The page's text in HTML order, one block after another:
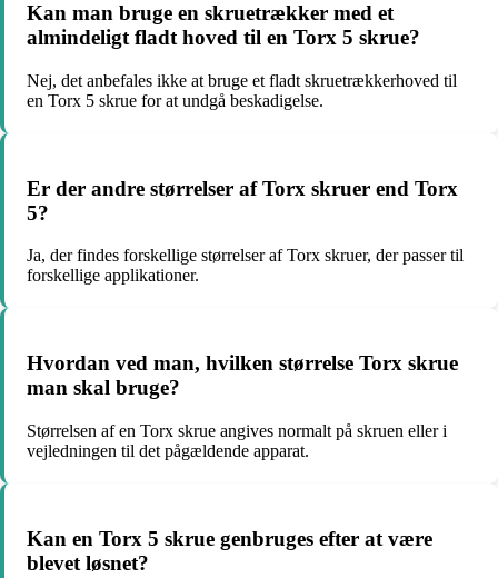
Kan man bruge en skruetrækker med et
almindeligt fladt hoved til en Torx 5 skrue?
Nej, det anbefales ikke at bruge et fladt skruetrækkerhoved til
en Torx 5 skrue for at undgå beskadigelse.
Er der andre størrelser af Torx skruer end Torx
5?
Ja, der findes forskellige størrelser af Torx skruer, der passer til
forskellige applikationer.
Hvordan ved man, hvilken størrelse Torx skrue
man skal bruge?
Størrelsen af en Torx skrue angives normalt på skruen eller i
vejledningen til det pågældende apparat.
Kan en Torx 5 skrue genbruges efter at være
blevet løsnet?